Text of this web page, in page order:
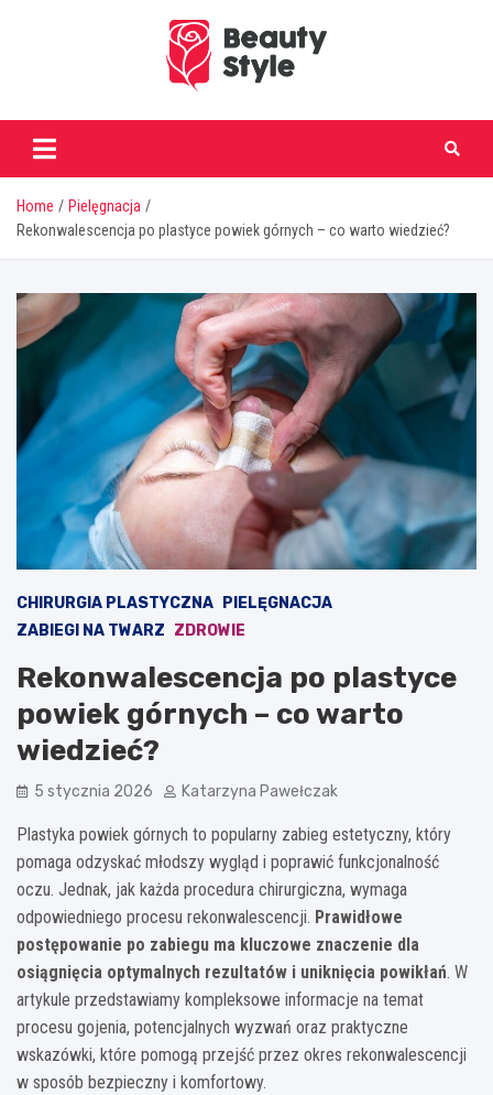
beautystyle.pl
Home
Pielęgnacja
Rekonwalescencja po plastyce powiek górnych – co warto wiedzieć?
CHIRURGIA PLASTYCZNA
PIELĘGNACJA
ZABIEGI NA TWARZ ZDROWIE
Rekonwalescencja po plastyce
powiek górnych – co warto
wiedzieć?
5 stycznia 2026 Katarzyna Pawełczak
Plastyka powiek górnych to popularny zabieg estetyczny, który
pomaga odzyskać młodszy wygląd i poprawić funkcjonalność
oczu. Jednak, jak każda procedura chirurgiczna, wymaga
odpowiedniego procesu rekonwalescencji. Prawidłowe
postępowanie po zabiegu ma kluczowe znaczenie dla
osiągnięcia optymalnych rezultatów i uniknięcia powikłań. W
artykule przedstawiamy kompleksowe informacje na temat
procesu gojenia, potencjalnych wyzwań oraz praktyczne
wskazówki, które pomogą przejść przez okres rekonwalescencji
w sposób bezpieczny i komfortowy.